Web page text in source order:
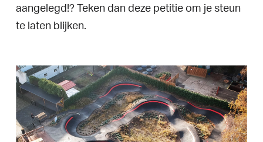
aangelegd!? Teken dan deze petitie om je steun
te laten blijken.